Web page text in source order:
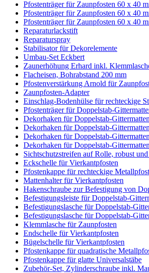
Pfostenträger für Zaunpfosten 60 x 40
Pfostenträger für Zaunpfosten 60 x 40
Pfostenträger für Zaunpfosten 60 x 40
Reparaturlackstift
Reparaturspray
Stabilisator für Dekorelemente
Umbau-Set Eckbert
Zaunerhöhung Erhard inkl.
Flacheisen, Bohrabstand 200 mm
Pfostenverstärkung Arnold für
Zaunpfosten-Adapter
Einschlag-Bodenhülse für rechteckige
Pfostenträger für Doppelstab-
Dekorhaken für Doppelstab-
Dekorhaken für Doppelstab-
Dekorhaken für Doppelstab-
Dekorhaken für Doppelstab-
Sichtschutzstreifen auf Rolle, robust
Eckschelle für Vierkantpfosten
Pfostenkappe für rechteckige
Mattenhalter für Vierkantpfosten
Hakenschraube zur Befestigung von
Befestigungsleiste für Doppelstab-
Befestigungslasche für Doppelstab-
Befestigungslasche für Doppelstab-
Klemmlasche für Zaunpfosten
Endschelle für Vierkantpfosten
Bügelschelle für Vierkantpfosten
Pfostenkappe für quadratische
Pfostenkappe für glatte Universalstäbe
Zubehör-Set, Zylinderschraube inkl.